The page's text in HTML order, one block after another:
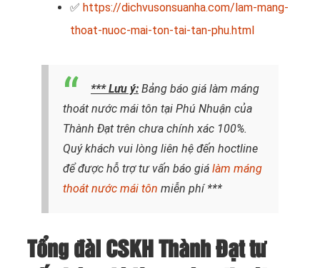
✅ https://dichvusonsuanha.com/lam-mang-
thoat-nuoc-mai-ton-tai-tan-phu.html
*** Lưu ý: Bảng báo giá làm máng
thoát nước mái tôn tại Phú Nhuận của
Thành Đạt trên chưa chính xác 100%.
Quý khách vui lòng liên hệ đến hoctline
để được hỗ trợ tư vấn báo giá làm máng
thoát nước mái tôn miễn phí ***
Tổng đài CSKH Thành Đạt tư